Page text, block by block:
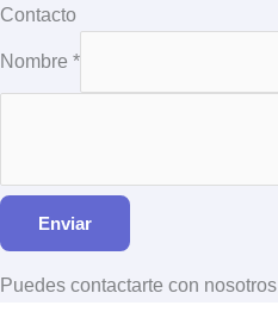
Ir
Contacto
Nombre *
Enviar
Puedes contactarte con nosotros